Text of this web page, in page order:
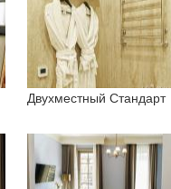
Двухместный Стандарт